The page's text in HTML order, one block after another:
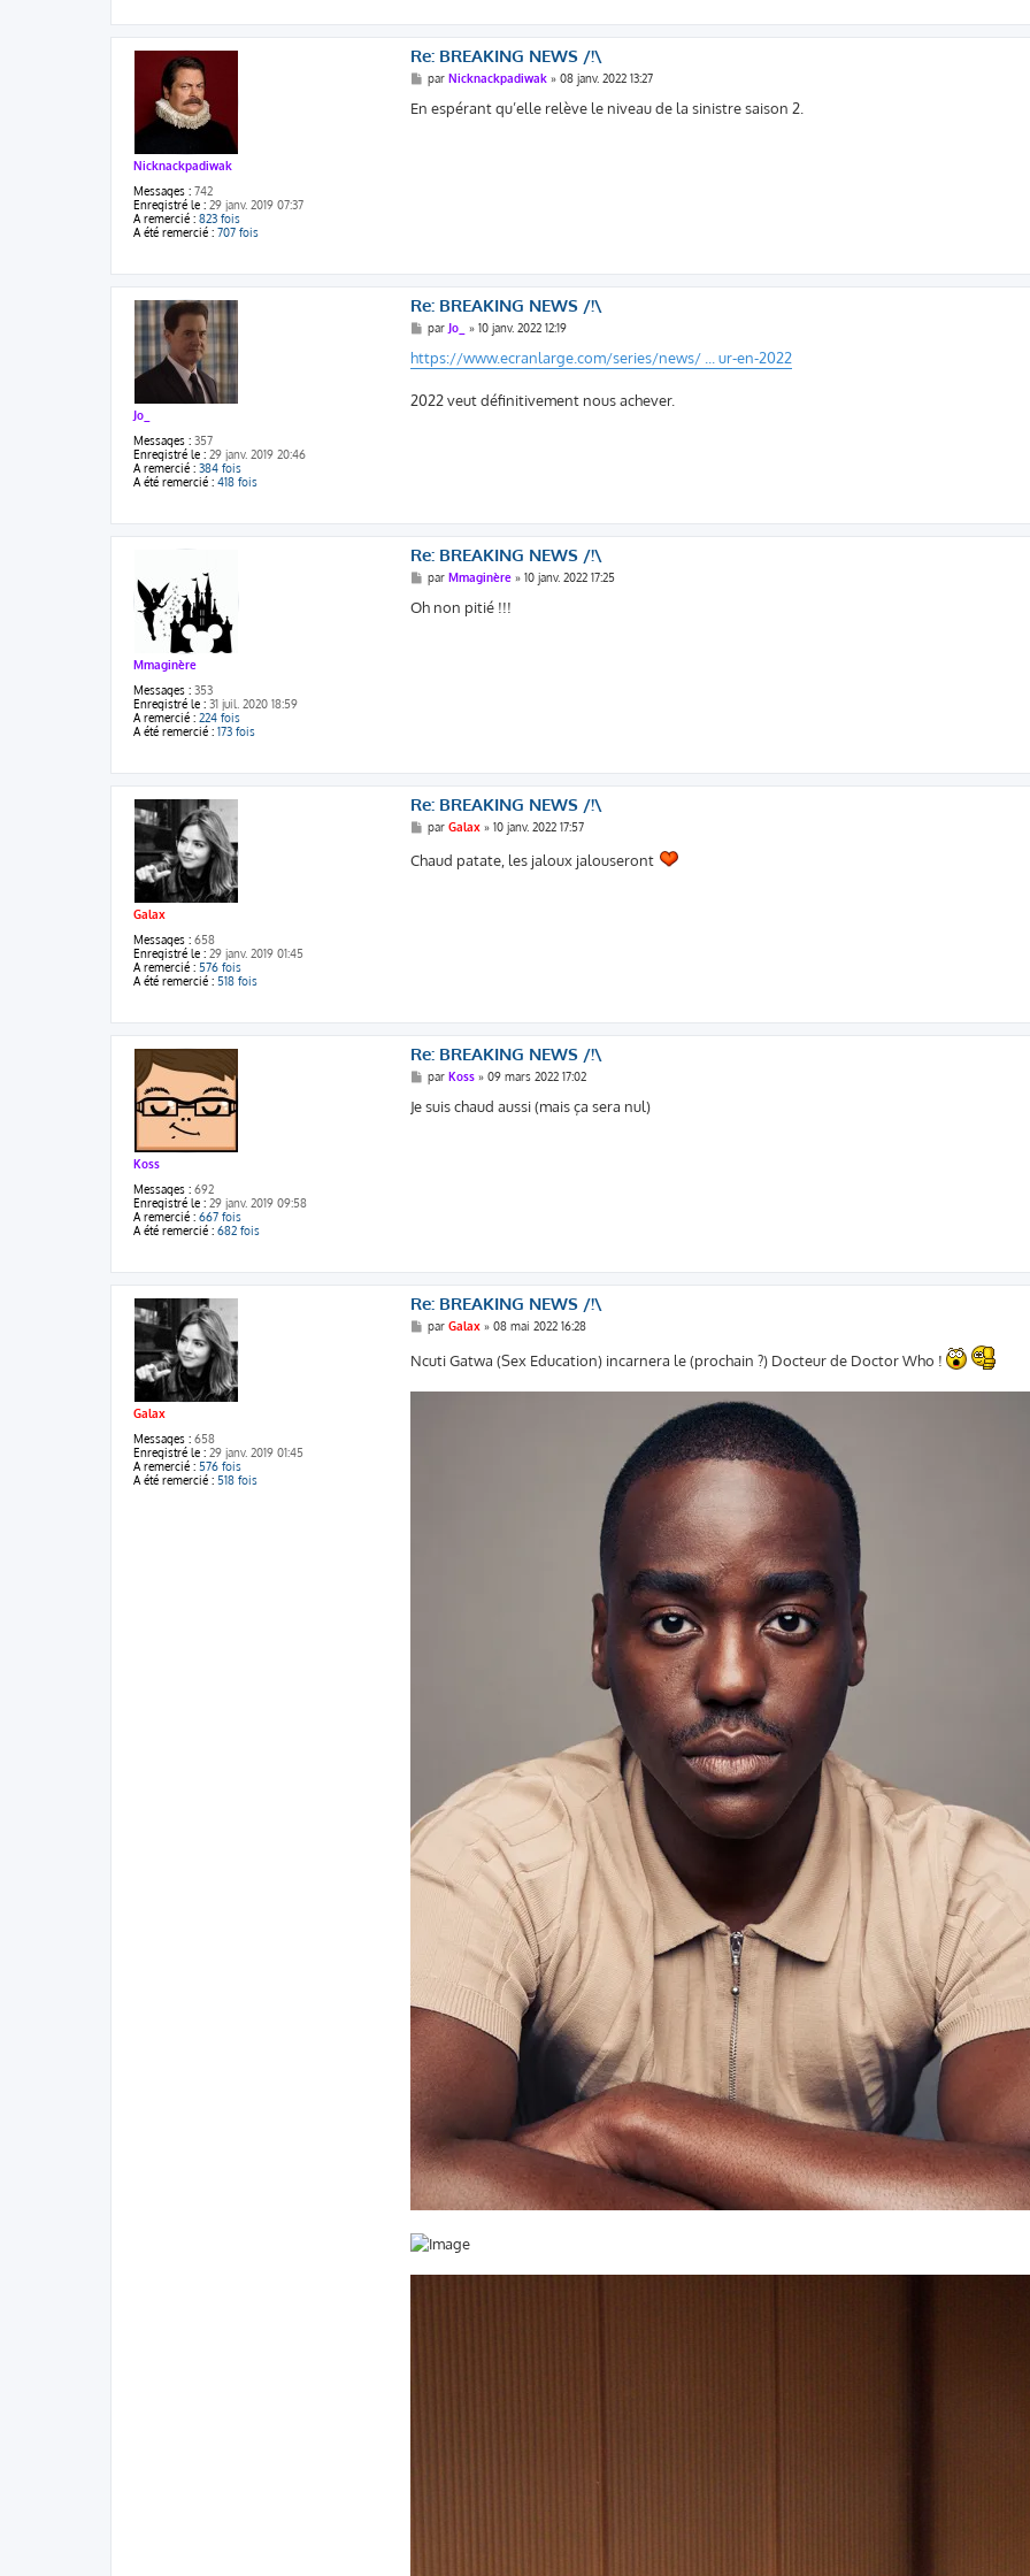
Nicknackpadiwak
Messages : 742
Enregistré le : 29 janv. 2019 07:37
A remercié : 823 fois
A été remercié : 707 fois
Re: BREAKING NEWS /!\
M
e
s
s
parNicknackpadiwak »08 janv. 2022 13:27
En espérant qu’elle relève le niveau de la sinistre saison 2.
Jo_
Messages : 357
Enregistré le : 29 janv. 2019 20:46
A remercié : 384 fois
A été remercié : 418 fois
Re: BREAKING NEWS /!\
M
e
s
s
g
e
par Jo_ »10 janv. 2022 12:19
https://www.ecranlarge.com/series/news/ ... ur-en-2022
2022 veut définitivement nous achever.
Mmaginère
Messages : 353
Enregistré le : 31 juil. 2020 18:59
A remercié : 224 fois
A été remercié : 173 fois
Re: BREAKING NEWS /!\
M
e
s
s
parMmaginère »10 janv. 2022 17:25
Oh non pitié !!!
Galax
Messages : 658
Enregistré le : 29 janv. 2019 01:45
A remercié : 576 fois
A été remercié : 518 fois
Re: BREAKING NEWS /!\
M
e
s
parGalax »10 janv. 2022 17:57
Chaud patate, les jaloux jalouseront
Koss
Messages : 692
Enregistré le : 29 janv. 2019 09:58
A remercié : 667 fois
A été remercié : 682 fois
Re: BREAKING NEWS /!\
M
e
s
s
parKoss »09 mars 2022 17:02
Je suis chaud aussi (mais ça sera nul)
Galax
Messages : 658
Enregistré le : 29 janv. 2019 01:45
A remercié : 576 fois
A été remercié : 518 fois
Re: BREAKING NEWS /!\
M
e
s
g
parGalax »08 mai 2022 16:28
Ncuti Gatwa (Sex Education) incarnera le (prochain ?) Docteur de Doctor Who !